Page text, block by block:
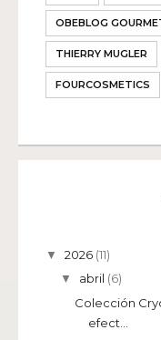
OBEBLOG
THIERRY MUGLER
FOURCOSMETICS
▼ 2026 (11)
▼ abril (6)
Colección
efect...